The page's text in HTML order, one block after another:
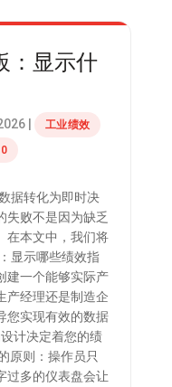
：显示什
| 工业绩效
据转化为即时决
失败不是因为缺乏
在本文中，我们将
显示哪些绩效指
建一个能够实际产
产经理还是制造企
您实现有效的数据
计决定着您的绩
原则：操作员只
过多的仪表盘会让